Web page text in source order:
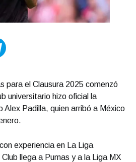
para el Clausura 2025 comenzó
universitario hizo oficial la
Alex Padilla, quien arribó a México
experiencia en La Liga
llega a Pumas y a la Liga MX